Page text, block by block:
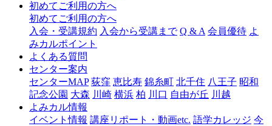
初めてご利用の方へ
初めてご利用の方へ
入会・受講規約 入会から受講まで Q & A 会員優待 よ
みカルポイント
よくある質問
センター案内
センターMAP 荻窪 恵比寿 錦糸町 北千住 八王子 昭和
記念公園 大森 川崎 横浜 柏 川口 自由が丘 川越
よみカル情報
イベント情報 講座リポート・動画etc. 語学カレッジ 今